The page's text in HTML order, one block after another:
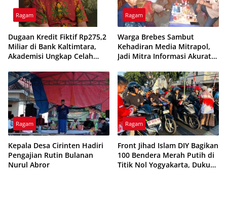
Ragam
Dugaan Kredit Fiktif Rp275,2
Miliar di Bank Kaltimtara,
Akademisi Ungkap Celah
Ragam
Warga Brebes Sambut
Kehadiran Media Mitrapol,
Jadi Mitra Informasi Akurat
Ragam
Kepala Desa Cirinten Hadiri
Pengajian Rutin Bulanan
Nurul Abror
Ragam
Front Jihad Islam DIY Bagikan
100 Bendera Merah Putih di
Titik Nol Yogyakarta, Dukung